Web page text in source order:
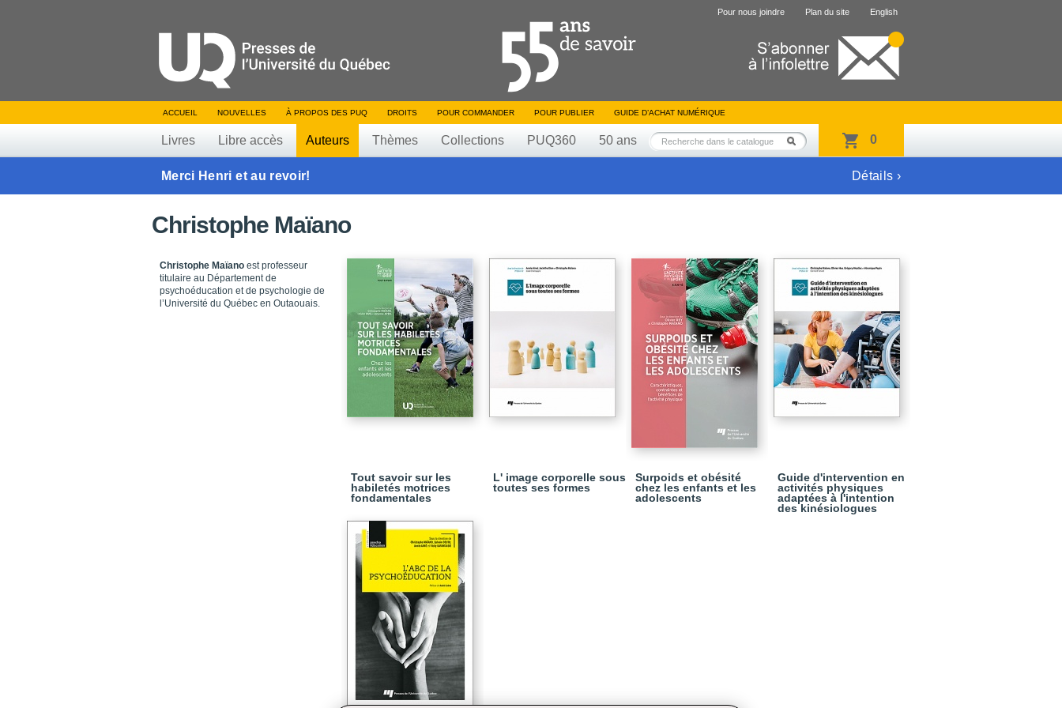
Pour nous joindre Plan du site English
ACCUEIL NOUVELLES À PROPOS DES PUQ DROITS POUR COMMANDER POUR PUBLIER GUIDE D’ACHAT NUMÉRIQUE
Livres Libre accès Auteurs Thèmes Collections PUQ360 50 ans 0
Merci Henri et au revoir! Détails ›
Christophe Maïano
Christophe Maïano est professeur
titulaire au Département de
psychoéducation et de psychologie de
l’Université du Québec en Outaouais.
Tout savoir sur les
habiletés motrices
fondamentales
L' image corporelle sous
toutes ses formes
Surpoids et obésité
chez les enfants et les
adolescents
Guide d'intervention en
activités physiques
adaptées à l'intention
des kinésiologues